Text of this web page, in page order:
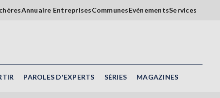
Annuaire EntreprisesCommunesEvénementsServices
PAROLES D'EXPERTS SÉRIES MAGAZINES